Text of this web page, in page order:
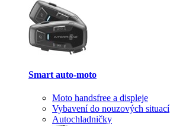
Smart auto-moto
Moto handsfree a displeje
Vybavení do nouzových situací
Autochladničky